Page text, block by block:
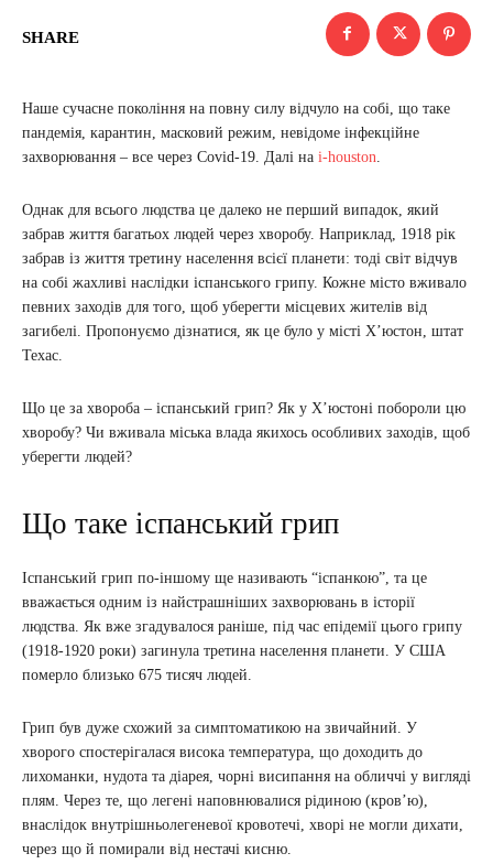
SHARE
Наше сучасне покоління на повну силу відчуло на собі, що таке
пандемія, карантин, масковий режим, невідоме інфекційне
захворювання – все через Covid-19. Далі на i-houston
Однак для всього людства це далеко не перший випадок, який
забрав життя багатьох людей через хворобу. Наприклад, 1918 рік
забрав із життя третину населення всієї планети: тоді світ відчув
на собі жахливі наслідки іспанського грипу. Кожне місто вживало
певних заходів для того, щоб уберегти місцевих жителів від
загибелі. Пропонуємо дізнатися, як це було у місті Х’юстон, штат
Техас.
Що це за хвороба – іспанський грип? Як у Х’юстоні побороли цю
хворобу? Чи вживала міська влада якихось особливих заходів, щоб
уберегти людей?
Що таке іспанський грип
Іспанський грип по-іншому ще називають “іспанкою”, та це
вважається одним із найстрашніших захворювань в історії
людства. Як вже згадувалося раніше, під час епідемії цього грипу
(1918-1920 роки) загинула третина населення планети. У США
померло близько 675 тисяч людей.
Грип був дуже схожий за симптоматикою на звичайний. У
хворого спостерігалася висока температура, що доходить до
лихоманки, нудота та діарея, чорні висипання на обличчі у вигляді
плям. Через те, що легені наповнювалися рідиною (кров’ю),
внаслідок внутрішньолегеневої кровотечі, хворі не могли дихати,
через що й помирали від нестачі кисню.